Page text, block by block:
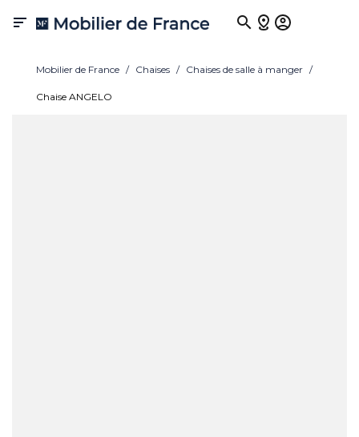

Mobilier de France Chaises Chaises de salle à manger
Chaise ANGELO